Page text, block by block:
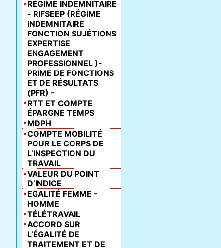
RÉGIME INDEMNITAIRE
- RIFSEEP (RÉGIME
INDEMNITAIRE
FONCTION SUJÉTIONS
EXPERTISE
ENGAGEMENT
PROFESSIONNEL )-
PRIME DE FONCTIONS
ET DE RÉSULTATS
(PFR) -
RTT ET COMPTE
ÉPARGNE TEMPS
MDPH
COMPTE MOBILITÉ
POUR LE CORPS DE
L’INSPECTION DU
TRAVAIL
VALEUR DU POINT
D’INDICE
EGALITÉ FEMME -
HOMME
TÉLÉTRAVAIL
ACCORD SUR
L’ÉGALITÉ DE
TRAITEMENT ET DE